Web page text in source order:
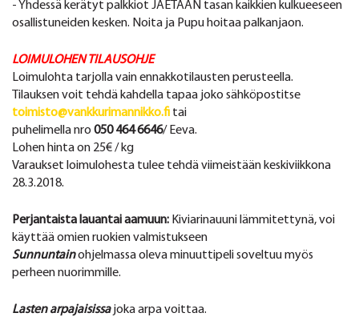
- Yhdessä kerätyt palkkiot JAETAAN tasan kaikkien kulkueeseen
osallistuneiden kesken. Noita ja Pupu hoitaa palkanjaon.
LOIMULOHEN TILAUSOHJE
Loimulohta tarjolla vain ennakkotilausten perusteella.
Tilauksen voit tehdä kahdella tapaa joko sähköpostitse
toimisto@vankkurimannikko.fi tai
puhelimella nro 050 464 6646/ Eeva.
Lohen hinta on 25€ / kg
Varaukset loimulohesta tulee tehdä viimeistään keskiviikkona
28.3.2018.
Perjantaista lauantai aamuun: Kiviarinauuni lämmitettynä, voi
käyttää omien ruokien valmistukseen
Sunnuntainohjelmassa oleva minuuttipeli soveltuu myös
perheen nuorimmille.
Lasten arpajaisissajoka arpa voittaa.